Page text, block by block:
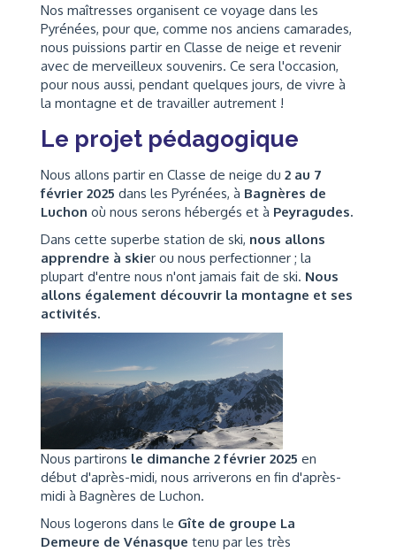
Nos maîtresses organisent ce voyage dans les
Pyrénées, pour que, comme nos anciens camarades,
nous puissions partir en Classe de neige et revenir
avec de merveilleux souvenirs. Ce sera l'occasion,
pour nous aussi, pendant quelques jours, de vivre à
la montagne et de travailler autrement !
Le projet pédagogique
Nous allons partir en Classe de neige du 2 au 7
février 2025 dans les Pyrénées, à Bagnères de
Luchon où nous serons hébergés et à Peyragudes.
Dans cette superbe station de ski, nous allons
apprendre à skier ou nous perfectionner ; la
plupart d'entre nous n'ont jamais fait de ski. Nous
allons également découvrir la montagne et ses
activités.
Nous partirons le dimanche 2 février 2025 en
début d'après-midi, nous arriverons en fin d'après-
midi à Bagnères de Luchon.
Nous logerons dans le Gîte de groupe La
Demeure de Vénasque tenu par les très